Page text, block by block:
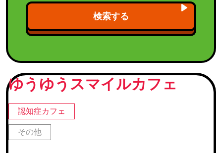
検索する
老人クラブ(1)
福祉団体(9)
「シニア世代向け健康づくり講座」受講後の活動継
町内会 (245)
仙台市河川愛護活動団体・仙台市公園愛護協力会
(22)
ゆうゆうスマイルカフェ
認知症カフェ
その他